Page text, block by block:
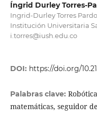
Íngrid Durley Torres-
Ingrid-Durley Torres
Institución Universitaria
i.torres@iush.edu.co
DOI: https://doi.org/
Palabras clave:
matemáticas, seguidor